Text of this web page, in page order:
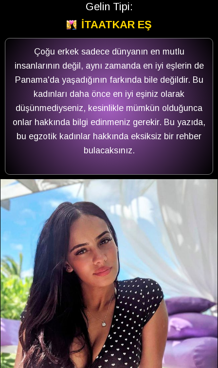
Gelin Tipi:
İTAATKAR EŞ
Çoğu erkek sadece dünyanın en mutlu
insanlarının değil, aynı zamanda en iyi eşlerin de
Panama'da yaşadığının farkında bile değildir. Bu
kadınları daha önce en iyi eşiniz olarak
düşünmediyseniz, kesinlikle mümkün olduğunca
onlar hakkında bilgi edinmeniz gerekir. Bu yazıda,
bu egzotik kadınlar hakkında eksiksiz bir rehber
bulacaksınız.